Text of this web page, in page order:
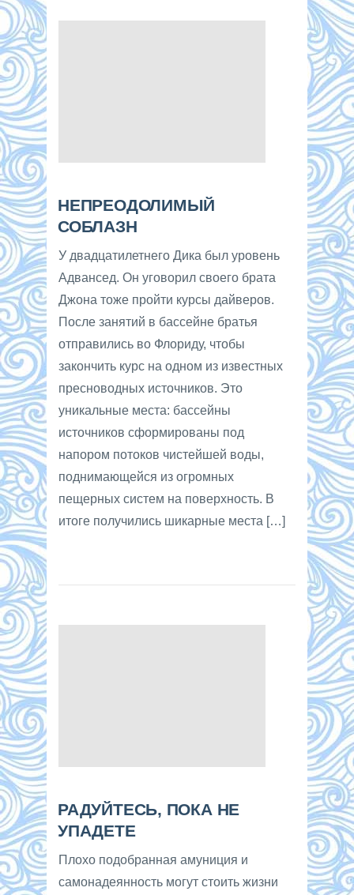
НЕПРЕОДОЛИМЫЙ
СОБЛАЗН
У двадцатилетнего Дика был уровень
Адвансед. Он уговорил своего брата
Джона тоже пройти курсы дайверов.
После занятий в бассейне братья
отправились во Флориду, чтобы
закончить курс на одном из известных
пресноводных источников. Это
уникальные места: бассейны
источников сформированы под
напором потоков чистейшей воды,
поднимающейся из огромных
пещерных систем на поверхность. В
итоге получились шикарные места […]
РАДУЙТЕСЬ, ПОКА НЕ
УПАДЕТЕ
Плохо подобранная амуниция и
самонадеянность могут стоить жизни